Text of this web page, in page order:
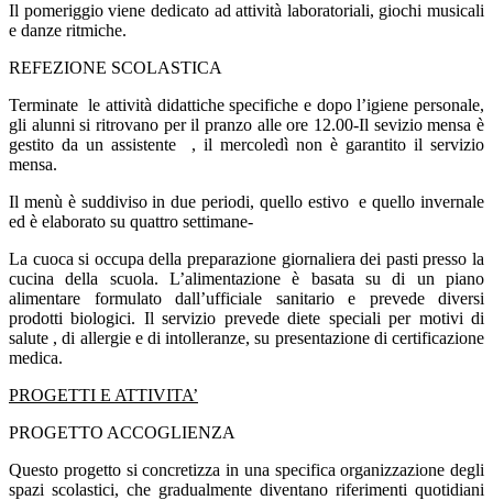
Il pomeriggio viene dedicato ad attività laboratoriali, giochi musicali
e danze ritmiche.
REFEZIONE SCOLASTICA
Terminate le attività didattiche specifiche e dopo l’igiene personale,
gli alunni si ritrovano per il pranzo alle ore 12.00-Il sevizio mensa è
gestito da un assistente
, il mercoledì non è garantito il servizio
mensa.
Il menù è suddiviso in due periodi, quello estivo e quello invernale
ed è elaborato su quattro settimane-
La cuoca si occupa della preparazione giornaliera dei pasti presso la
cucina della scuola. L’alimentazione è basata su di un piano
alimentare formulato dall’ufficiale sanitario e prevede diversi
prodotti biologici. Il servizio prevede diete speciali per motivi di
salute , di allergie e di intolleranze, su presentazione di certificazione
medica.
PROGETTI E ATTIVITA’
PROGETTO ACCOGLIENZA
Questo progetto si concretizza in una specifica organizzazione degli
spazi scolastici, che gradualmente diventano riferimenti quotidiani